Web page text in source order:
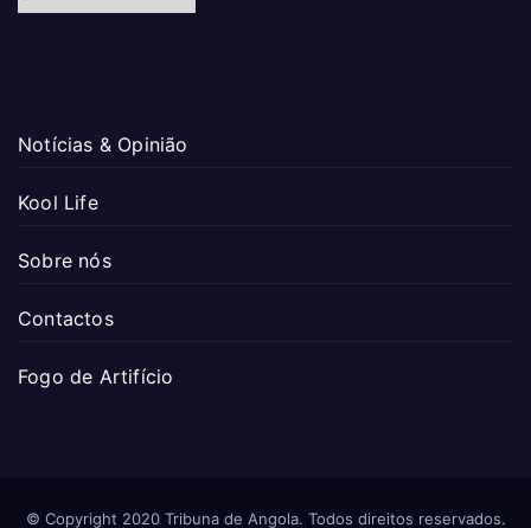
Notícias & Opinião
Kool Life
Sobre nós
Contactos
Fogo de Artifício
© Copyright 2020 Tribuna de Angola. Todos direitos reservados.